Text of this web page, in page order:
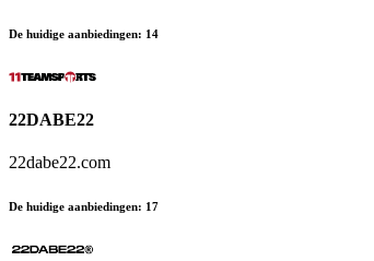
De huidige aanbiedingen: 14
22DABE22
22dabe22.com
De huidige aanbiedingen: 17